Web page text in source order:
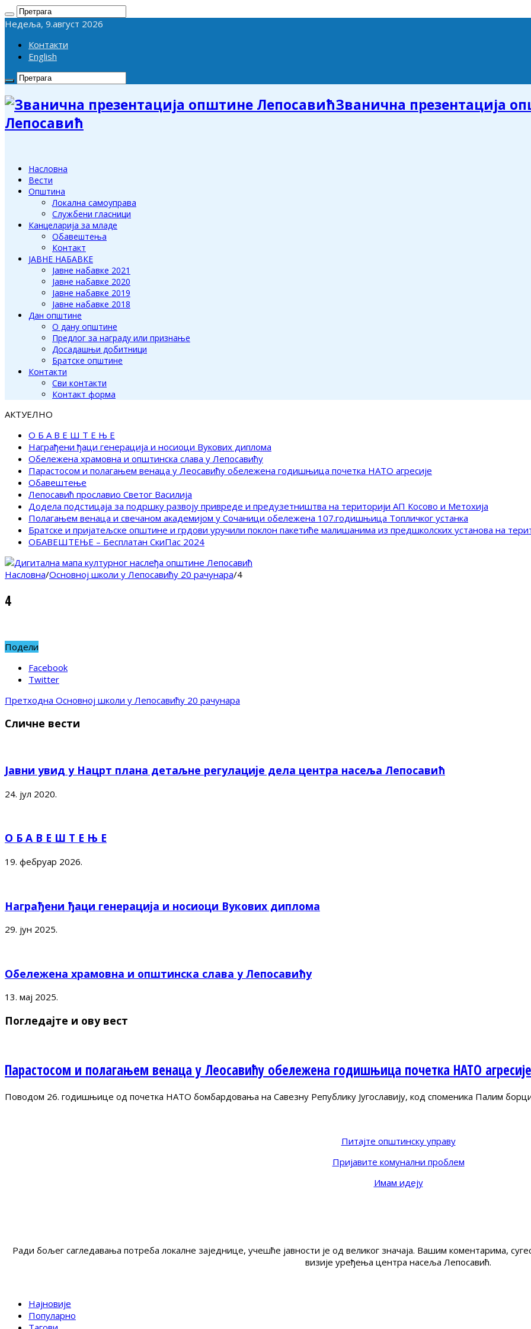
Недеља, 9.август 2026
Контакти
English
Званична презентација
Лепосавић
Насловна
Вести
Општина
Локална самоуправа
Службени гласници
Канцеларија за младе
Обавештења
Контакт
ЈАВНЕ НАБАВКЕ
Јавне набавке 2021
Јавне набавке 2020
Јавне набавке 2019
Јавне набавке 2018
Дан општине
О дану општине
Предлог за награду или признање
Досадашњи добитници
Братске општине
Контакти
Сви контакти
Контакт форма
АКТУЕЛНО
О Б А В Е Ш Т Е Њ Е
Награђени ђаци генерација и носиоци Вукових диплома
Обележена храмовна и општинска слава у Лепосавићу
Парастосом и полагањем венаца у Леосавићу обележена годишњица почетка НАТО агресије
Обавештење
Лепосавић прославио Светог Василија
Додела подстицаја за подршку развоју привреде и предузетништва на територији АП Косово и Метохија
Полагањем венаца и свечаном академијом у Сочаници обележена 107.годишњица Топличког устанка
Братске и пријатељске општине и грдови уручили поклон пакетиће малишанима из предшколских установа на
ОБАВЕШТЕЊЕ – Бесплатан СкиПас 2024
Насловна/Основној школи у Лепосавићу 20 рачунара/4
4
Подели
Facebook
Twitter
Претходна Основној школи у Лепосавићу 20 рачунара
Сличне вести
Јавни увид у Нацрт плана детаљне регулације дела центра насеља Лепосавић
24. јул 2020.
О Б А В Е Ш Т Е Њ Е
19. фебруар 2026.
Награђени ђаци генерација и носиоци Вукових диплома
29. јун 2025.
Обележена храмовна и општинска слава у Лепосавићу
13. мај 2025.
Погледајте и ову вест
Парастосом и полагањем венаца у Леосавићу обележена годишњица почетка НАТО агресије
Поводом 26. годишњице од почетка НАТО бомбардовања на Савезну Републику Југославију, код споменика Палим
Питајте општинску управу
Пријавите комунални проблем
Имам идеју
Ради бољег сагледавања потреба локалне заједнице, учешће јавности је од великог значаја. Вашим коментарима,
визије уређења центра насеља Лепосавић.
Најновије
Популарно